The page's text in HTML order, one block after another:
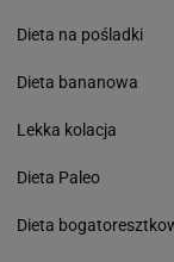
Dieta na pośladki
Dieta bananowa
Lekka kolacja
Dieta Paleo
Dieta